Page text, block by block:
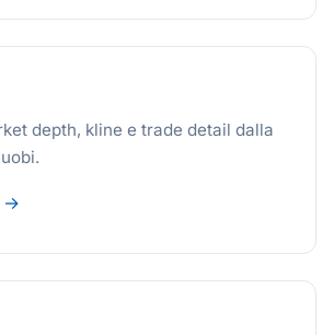
depth, kline e trade detail dalla
→